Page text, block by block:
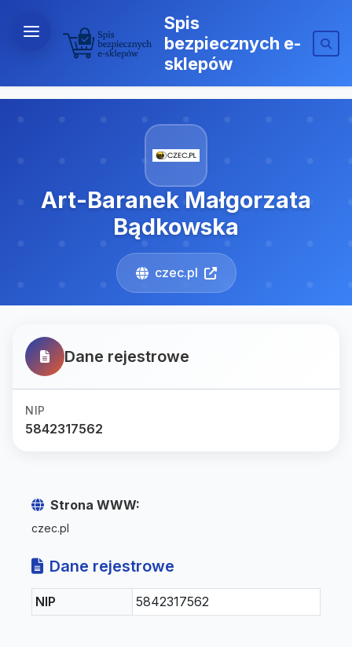
Spis
bezpiecznych e-
sklepów
Art-Baranek Małgorzata
Bądkowska
czec.pl
Dane rejestrowe
NIP
5842317562
Strona WWW:
czec.pl
Dane rejestrowe
NIP 5842317562